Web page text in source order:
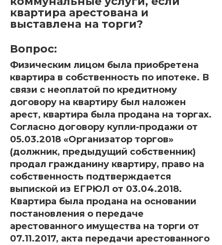
квартира арестована и
выставлена на торги?
Вопрос:
Физическим лицом была приобретена
квартира в собственность по ипотеке. В
связи с неоплатой по кредитному
договору на квартиру был наложен
арест, квартира была продана на торгах.
Согласно договору купли-продажи от
05.03.2018 «Организатор торгов»
(должник, предыдущий собственник)
продал гражданину квартиру, право на
собственность подтверждается
выпиской из ЕГРЮЛ от 03.04.2018.
Квартира была продана на основании
постановления о передаче
арестованного имущества на торги от
07.11.2017, акта передачи арестованного